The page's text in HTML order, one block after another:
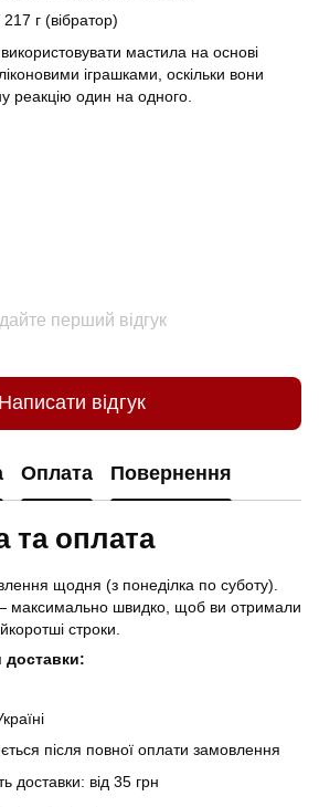
г (вібратор)
мастила на основі
іграшками, оскільки вони
реакцію один на одного.
перший відгук
Написати відгук
Оплата Повернення
та оплата
щодня (з понеділка по суботу).
максимально швидко, щоб ви отримали
строки.
доставки:
після повної оплати замовлення
доставки: від 35 грн